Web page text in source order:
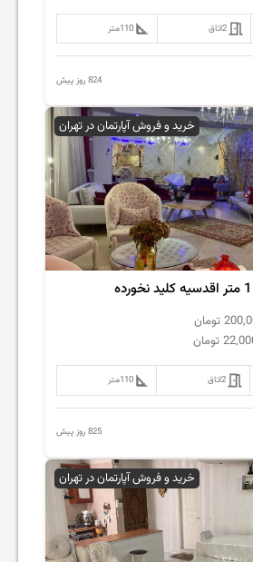
2اتاق 110متر
824 روز پیش
خرید و فروش آپارتمان در تهران
تومان
تومان
2اتاق 110متر
825 روز پیش
خرید و فروش آپارتمان در تهران